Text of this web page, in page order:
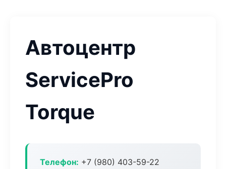
Автоцентр
ServicePro
Torque
Телефон: +7 (980) 403-59-22